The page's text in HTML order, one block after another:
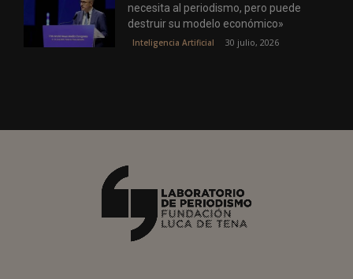
necesita al periodismo, pero puede
destruir su modelo económico»
Inteligencia Artificial 30 julio, 2026